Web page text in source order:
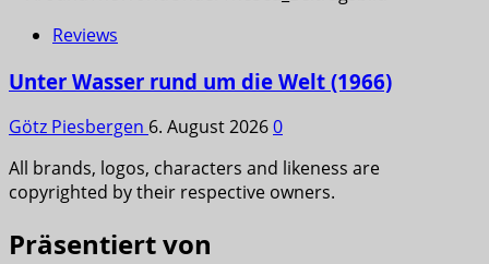
Reviews
Unter Wasser rund um die Welt (1966)
Götz Piesbergen 6. August 20260
All brands, logos, characters and likeness are
copyrighted by their respective owners.
Präsentiert von